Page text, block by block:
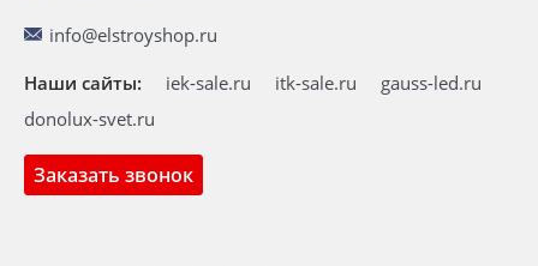
info@elstroyshop.ru
Заказать звонок
Наши сайты: iek-sale.ru itk-sale.ru
gauss-led.ru
donolux-svet.ru